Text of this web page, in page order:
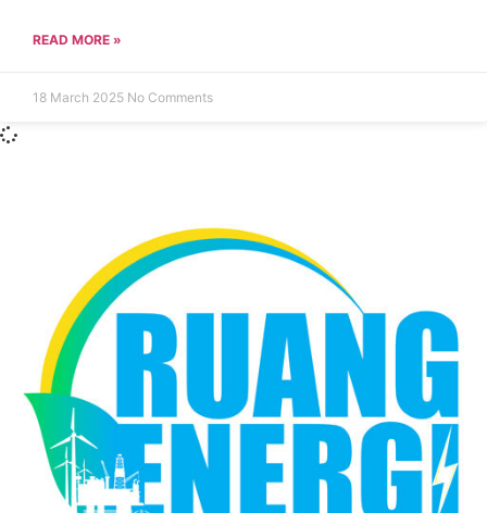
READ MORE »
18 March 2025 No Comments